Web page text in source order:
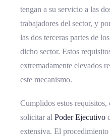
tengan a su servicio a las
trabajadores del sector, y
las dos terceras partes de
dicho sector. Estos
extremadamente elevados
este mecanismo.
Cumplidos estos requisitos,
solicitar al Poder Ejecutivo
extensiva. El